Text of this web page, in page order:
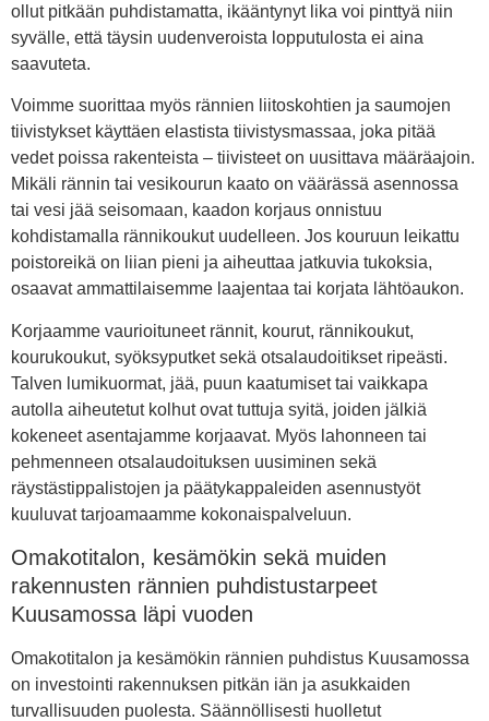
ollut pitkään puhdistamatta, ikääntynyt lika voi pinttyä niin
syvälle, että täysin uudenveroista lopputulosta ei aina
saavuteta.
Voimme suorittaa myös rännien liitoskohtien ja saumojen
tiivistykset käyttäen elastista tiivistysmassaa, joka pitää
vedet poissa rakenteista – tiivisteet on uusittava määräajoin.
Mikäli rännin tai vesikourun kaato on väärässä asennossa
tai vesi jää seisomaan, kaadon korjaus onnistuu
kohdistamalla rännikoukut uudelleen. Jos kouruun leikattu
poistoreikä on liian pieni ja aiheuttaa jatkuvia tukoksia,
osaavat ammattilaisemme laajentaa tai korjata lähtöaukon.
Korjaamme vaurioituneet rännit, kourut, rännikoukut,
kourukoukut, syöksyputket sekä otsalaudoitikset ripeästi.
Talven lumikuormat, jää, puun kaatumiset tai vaikkapa
autolla aiheutetut kolhut ovat tuttuja syitä, joiden jälkiä
kokeneet asentajamme korjaavat. Myös lahonneen tai
pehmenneen otsalaudoituksen uusiminen sekä
räystästippalistojen ja päätykappaleiden asennustyöt
kuuluvat tarjoamaamme kokonaispalveluun.
Omakotitalon, kesämökin sekä muiden
rakennusten rännien puhdistustarpeet
Kuusamossa läpi vuoden
Omakotitalon ja kesämökin rännien puhdistus Kuusamossa
on investointi rakennuksen pitkän iän ja asukkaiden
turvallisuuden puolesta. Säännöllisesti huolletut